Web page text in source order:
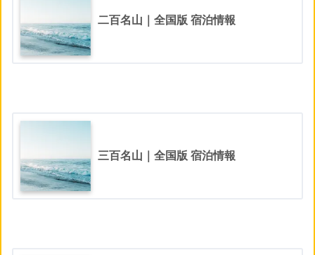
二百名山｜全国版 宿泊情報
三百名山｜全国版 宿泊情報